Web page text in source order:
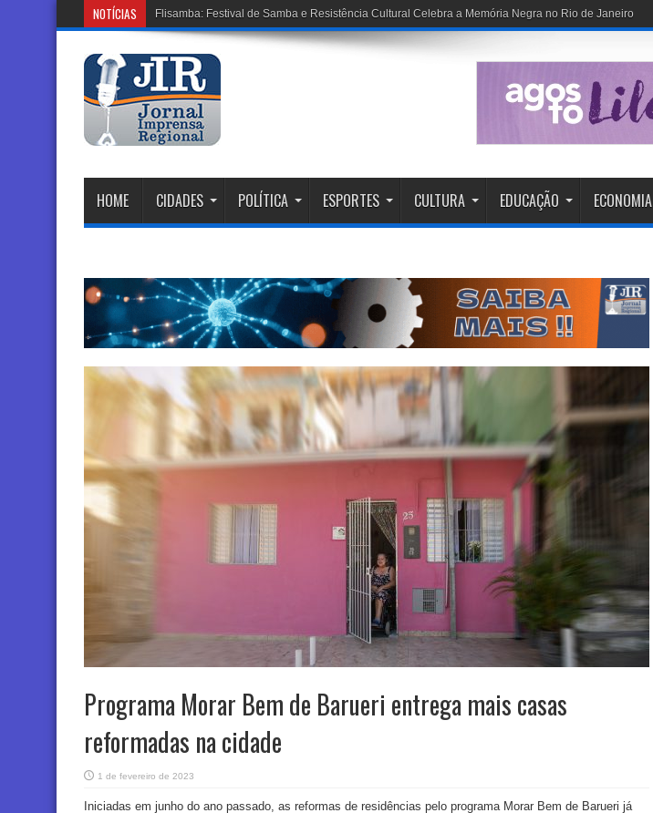
NOTÍCIAS Ciclone Extratropical: A
HOME CIDADES POLÍTICA ESPORTES CULTURA EDUCAÇÃO ECONOMIA
Programa Morar Bem de Barueri entrega mais casas
reformadas na cidade
1 de fevereiro de 2023
Iniciadas em junho do ano passado, as reformas de residências pelo programa Morar Bem de Barueri já